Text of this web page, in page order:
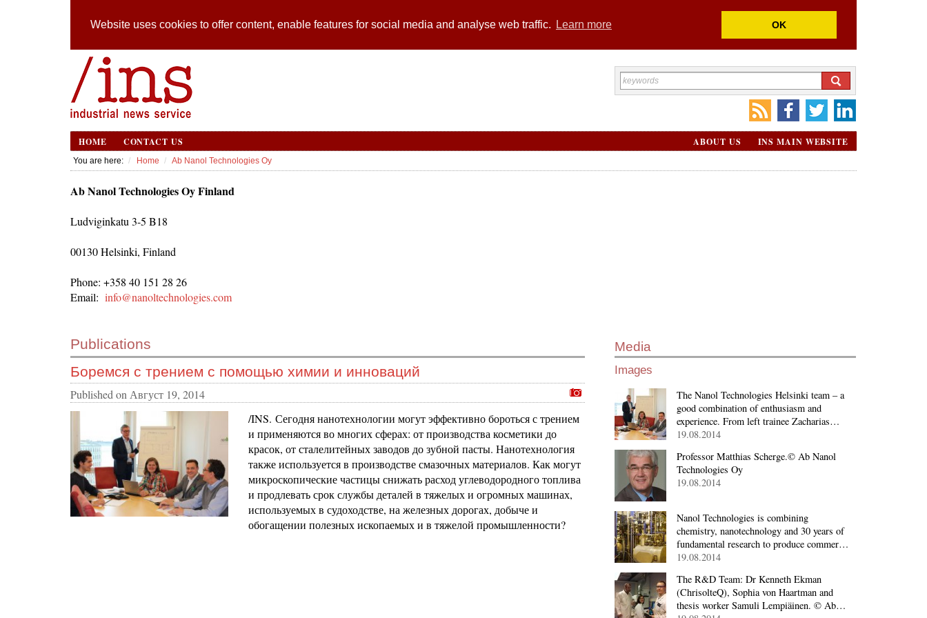
Website uses cookies to offer content, enable features for social media and analyse web traffic. Learn more OK
HOME CONTACT US INS MAIN WEBSITE
ABOUT US
You are here: Home Ab Nanol Technologies Oy
Ab Nanol Technologies Oy Finland
Ludviginkatu 3-5 B18
00130 Helsinki, Finland
Phone: +358 40 151 28 26
Email: info@nanoltechnologies.com
Publications
Боремся с трением с помощью химии и инноваций
Published onАвгуст 19, 2014
/INS. Сегодня нанотехнологии могут эффективно бороться с трением
и применяются во многих сферах: от производства косметики до
красок, от сталелитейных заводов до зубной пасты. Нанотехнология
также используется в производстве смазочных материалов. Как могут
микроскопические частицы снижать расход углеводородного топлива
и продлевать срок службы деталей в тяжелых и огромных машинах,
используемых в судоходстве, на железных дорогах, добыче и
обогащении полезных ископаемых и в тяжелой промышленности?
Media
Images
The Nanol Technologies Helsinki team – a
good combination of enthusiasm and
experience. From left trainee Zacharias…
19.08.2014
Professor Matthias Scherge.© Ab Nanol
Technologies Oy
19.08.2014
Nanol Technologies is combining
chemistry, nanotechnology and 30 years of
fundamental research to produce commer…
19.08.2014
The R&D Team: Dr Kenneth Ekman
(ChrisolteQ), Sophia von Haartman and
thesis worker Samuli Lempiäinen. © Ab…